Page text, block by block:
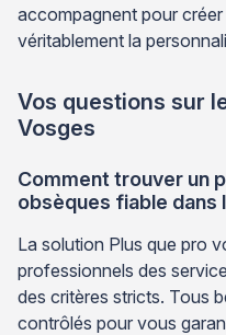
accompagnent pour
véritablement la
Vos questions sur
Vosges
Comment trouver un
obsèques fiable dans
La solution Plus que pro
professionnels des
des critères stricts. Tous
contrôlés pour vous